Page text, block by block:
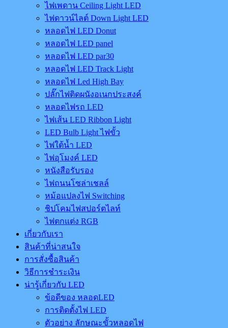
ไฟเพดาน Ceiling Light LED
ไฟดาวน์ไลต์ Down Light LED
หลอดไฟ LED Donut
หลอดไฟ LED panel
หลอดไฟ LED par30
หลอดไฟ LED Track Light
หลอดไฟ Led High Bay
ปลั๊กไฟติดผนังอเนกประสงค์
หลอดไฟรถ LED
ไฟเส้น LED Ribbon Light
LED Bulb Light ไฟขั้ว
ไฟใต้น้ำ LED
ไฟอุโมงค์ LED
หนังสือรับรอง
ไฟถนนโซล่าเชลล์
หม้อแปลงไฟ Switching
ชิปโคมไฟสปอร์ตไลท์
ไฟตกแต่ง RGB
เกี่ยวกับเรา
สินค้าที่น่าสนใจ
การสั่งซื้อสินค้า
วิธีการชำระเงิน
น่ารู้เกี่ยวกับ LED
ข้อดีของ หลอดLED
การติดตั้งไฟ LED
ตัวอย่าง ลักษณะขั้วหลอดไฟ